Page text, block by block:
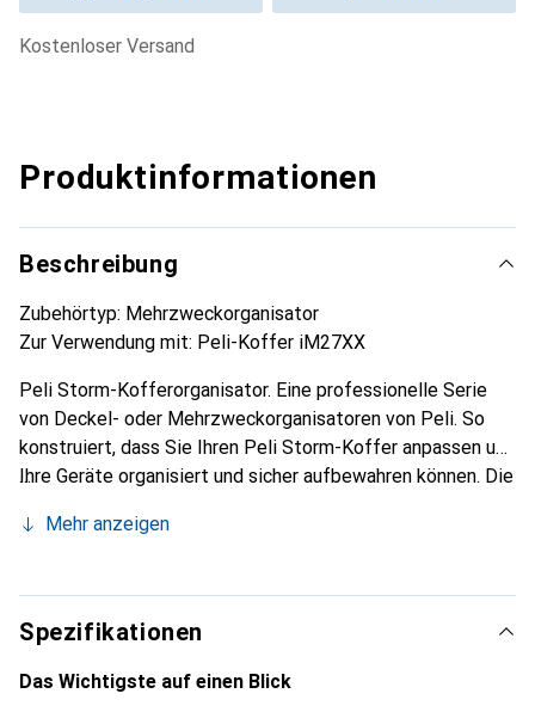
kostenloser Versand
Produktinformationen
Beschreibung
Zubehörtyp: Mehrzweckorganisator
Zur Verwendung mit: Peli-Koffer iM27XX
Peli Storm-Kofferorganisator. Eine professionelle Serie
von Deckel- oder Mehrzweckorganisatoren von Peli. So
konstruiert, dass Sie Ihren Peli Storm-Koffer anpassen und
Ihre Geräte organisiert und sicher aufbewahren können. Die
mit einem wasserabweisenden, PVC-beschichteten
Festigkeit und Schutz bietet.
Mehr anzeigen
Spezifikationen
Das Wichtigste auf einen Blick